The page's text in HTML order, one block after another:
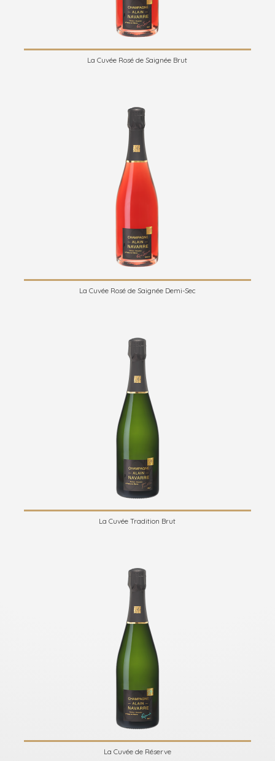
La Cuvée Rosé de Saignée Brut
La Cuvée Rosé de Saignée Demi-Sec
La Cuvée Tradition Brut
La Cuvée de Réserve